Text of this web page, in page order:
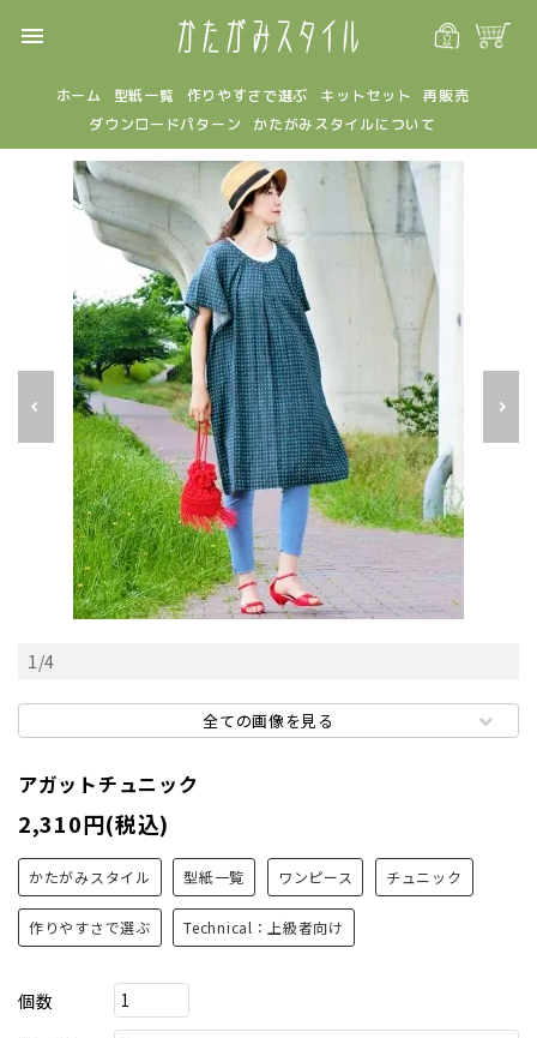
menu
ホーム 型紙一覧 作りやすさで選ぶ キットセット
再販売
ダウンロードパターン
かたがみスタイルについて
1/4
全ての画像を見る
アガットチュニック
2,310円(税込)
かたがみスタイル 型紙一覧 ワンピース チュニック
作りやすさで選ぶ Technical：上級者向け
個数